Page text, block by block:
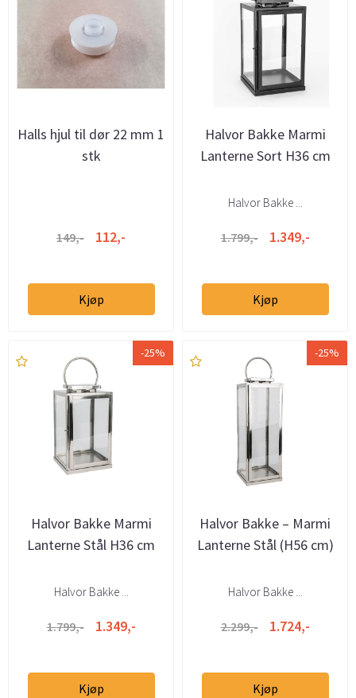
Halls hjul til dør 22 mm 1
stk
149,- 112,-
Kjøp
Halvor Bakke Marmi
Lanterne Sort H36 cm
Halvor Bakke ...
1.799,- 1.349,-
Kjøp
-25%
Halvor Bakke Marmi
Lanterne Stål H36 cm
Halvor Bakke ...
1.799,- 1.349,-
Kjøp
-25%
Halvor Bakke – Marmi
Lanterne Stål (H56 cm)
Halvor Bakke ...
2.299,- 1.724,-
Kjøp